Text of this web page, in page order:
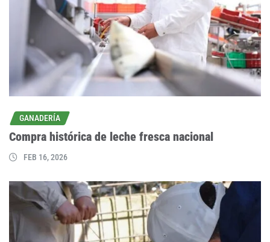
GANADERÍA
Compra histórica de leche fresca nacional
FEB 16, 2026